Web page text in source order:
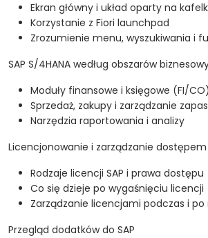
Ekran główny i układ oparty na
Korzystanie z Fiori launchpad
Zrozumienie menu, wyszukiwania i
SAP S/4HANA według obszarów
Moduły finansowe i księgowe (FI/CO)
Sprzedaż, zakupy i zarządzanie
Narzędzia raportowania i analizy
Licencjonowanie i zarządzanie
Rodzaje licencji SAP i prawa dostępu
Co się dzieje po wygaśnięciu licencji
Zarządzanie licencjami podczas i
Przegląd dodatków do SAP